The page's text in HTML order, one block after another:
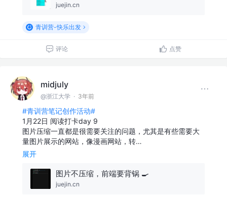
juejin.cn
青训营-快乐出发
评论 点赞
midjuly
@浙江大学 · 3年前
#青训营笔记创作活动#
1月22日 阅读打卡day 9
图片压缩一直都是很需要关注的问题，尤其是有些需要大
量图片展示的网站，像漫画网站，转…
展开
图片不压缩，前端要背锅 🍳
juejin.cn